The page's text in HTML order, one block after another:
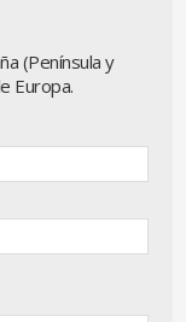
(Península y
Europa.